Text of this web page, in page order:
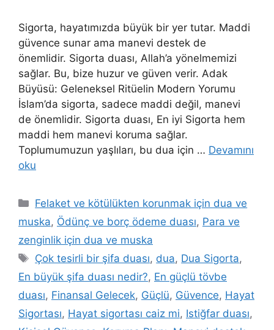
Sigorta, hayatımızda büyük bir yer tutar. Maddi
güvence sunar ama manevi destek de
önemlidir. Sigorta duası, Allah’a yönelmemizi
sağlar. Bu, bize huzur ve güven verir. Adak
Büyüsü: Geleneksel Ritüelin Modern Yorumu
İslam’da sigorta, sadece maddi değil, manevi
de önemlidir. Sigorta duası, En iyi Sigorta hem
maddi hem manevi koruma sağlar.
Toplumumuzun yaşlıları, bu dua için … Devamını
oku
Felaket ve kötülükten korunmak için dua ve
muska, Ödünç ve borç ödeme duası, Para ve
zenginlik için dua ve muska
Çok tesirli bir şifa duası, dua, Dua Sigorta,
En büyük şifa duası nedir?, En güçlü tövbe
duası, Finansal Gelecek, Güçlü, Güvence, Hayat
Sigortası, Hayat sigortası caiz mi, Istiğfar duası,